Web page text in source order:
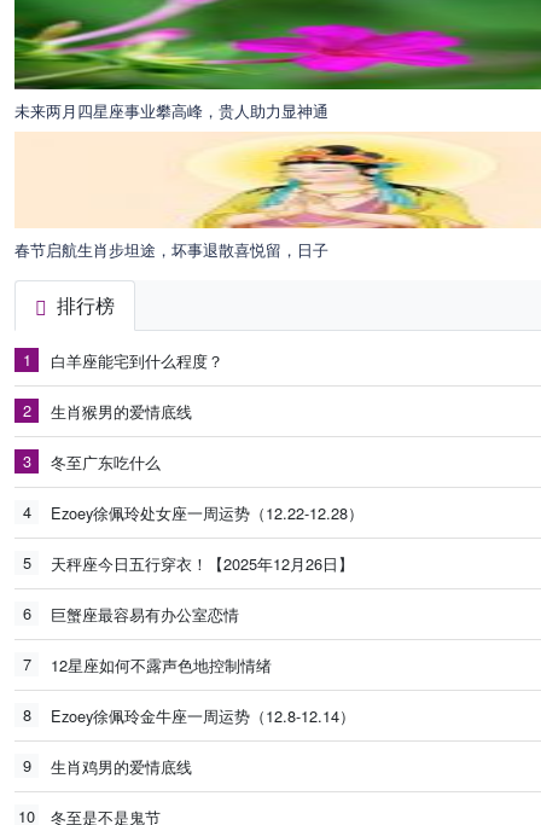
未来两月四星座事业攀高峰，贵人助力显神通
春节启航生肖步坦途，坏事退散喜悦留，日子
排行榜
1 白羊座能宅到什么程度？
2 生肖猴男的爱情底线
3 冬至广东吃什么
4 Ezoey徐佩玲处女座一周运势（12.22-12.28）
5 天秤座今日五行穿衣！【2025年12月26日】
6 巨蟹座最容易有办公室恋情
7 12星座如何不露声色地控制情绪
8 Ezoey徐佩玲金牛座一周运势（12.8-12.14）
9 生肖鸡男的爱情底线
10 冬至是不是鬼节